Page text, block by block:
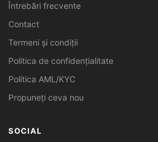
Întrebări frecvente
Contact
Termeni și condiții
Politica de confidențialitate
Politica AML/KYC
Propuneți ceva nou
SOCIAL